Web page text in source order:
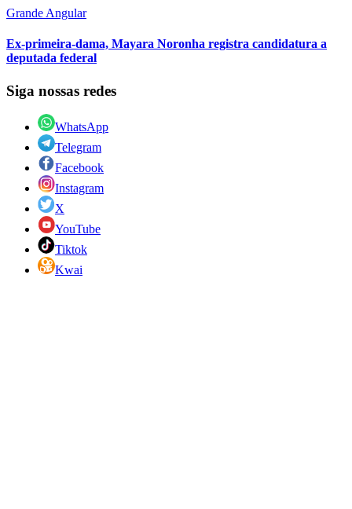
Grande Angular
Ex-primeira-dama, Mayara Noronha registra candidatura a
deputada federal
Siga nossas redes
WhatsApp
Telegram
Facebook
Instagram
X
YouTube
Tiktok
Kwai